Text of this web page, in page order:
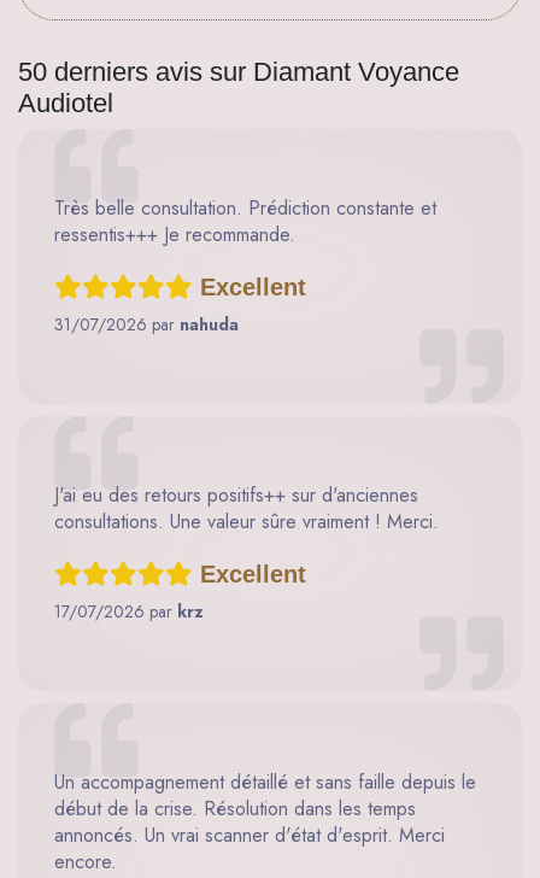
50 derniers avis sur Diamant Voyance
Audiotel
Très belle consultation. Prédiction constante et
ressentis+++ Je recommande.
Excellent
31/07/2026 par nahuda
J'ai eu des retours positifs++ sur d'anciennes
consultations. Une valeur sûre vraiment ! Merci.
Excellent
17/07/2026 par krz
Un accompagnement détaillé et sans faille depuis le
début de la crise. Résolution dans les temps
annoncés. Un vrai scanner d'état d'esprit. Merci
encore.